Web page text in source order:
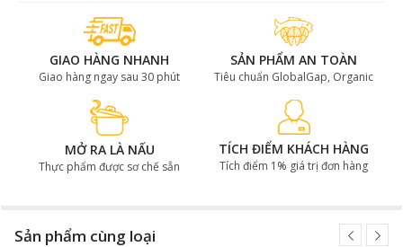
nổi tiếng là mật ong “sạch”, có tính kháng khuẩn tuyệt
vời. Gofood phân phối mật ong Marri có hoạt tính tổng
hợp 30+ TA. Hoạt tính TA bao gồm: khả năng kháng
nấm, kháng khuẩn và kháng vi khuẩn. Chỉ số TA từ 30+
trở lên là loại mật ong hiếm có và vô cùng chất lượng.
GIAO HÀNG NHANH
Giao hàng ngay sau 30 phút
SẢN PHẨM AN TOÀN
Tiêu chuẩn GlobalGap, Organic
MỞ RA LÀ NẤU
Thực phẩm được sơ chế sẵn
TÍCH ĐIỂM KHÁCH HÀNG
Tích điểm 1% giá trị đơn hàng
Sản phẩm cùng loại